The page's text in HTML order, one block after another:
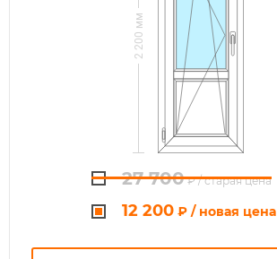
2 200
27 700 ₽/ старая цена
12 200 ₽ / новая цена